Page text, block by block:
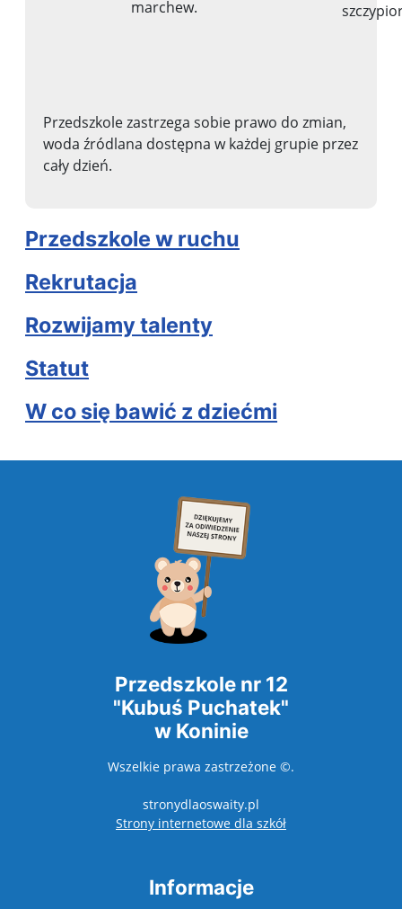
marchew.
Przedszkole zastrzega sobie prawo do zmian,
woda źródlana dostępna w każdej grupie przez
cały dzień.
Przedszkole w ruchu
Rekrutacja
Rozwijamy talenty
Statut
W co się bawić z dziećmi
Przedszkole nr 12
"Kubuś Puchatek"
w Koninie
Wszelkie prawa zastrzeżone ©.
stronydlaoswaity.pl
Strony internetowe dla szkółotwiera się w
Informacje